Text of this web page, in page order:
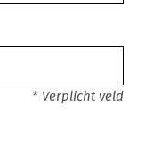
* Verplicht veld